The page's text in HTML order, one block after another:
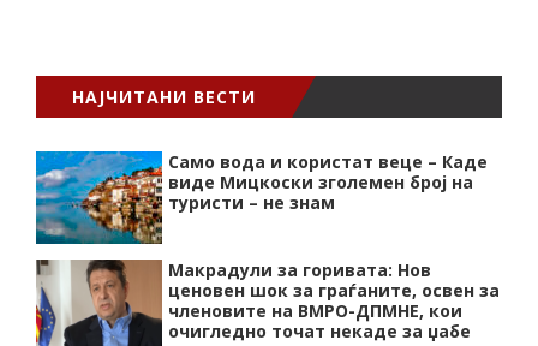
НАЈЧИТАНИ ВЕСТИ
Само вода и користат веце – Каде
виде Мицкоски зголемен број на
туристи – не знам
Макрадули за горивата: Нов
ценовен шок за граѓаните, освен за
членовите на ВМРО-ДПМНЕ, кои
очигледно точат некаде за џабе